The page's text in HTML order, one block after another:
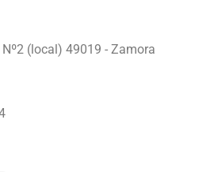
(local) 49019 - Zamora